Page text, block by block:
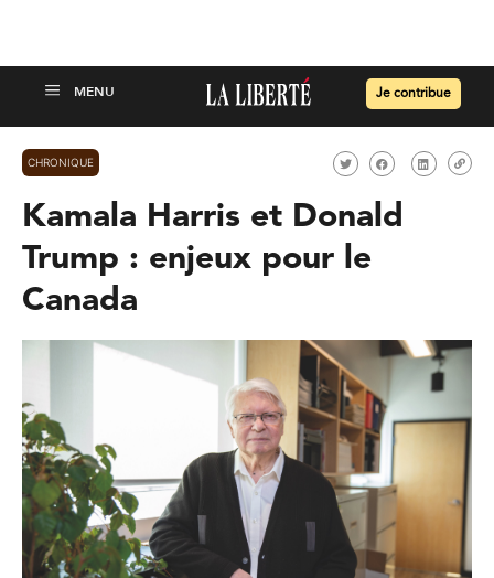
Je contribue
CHRONIQUE
Kamala Harris et Donald
Trump : enjeux pour le
Canada